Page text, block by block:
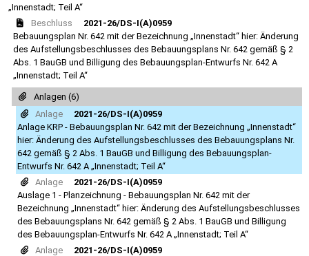
„Innenstadt; Teil A“
Beschluss
2021-26/DS-I(A)0959
Bebauungsplan Nr. 642 mit der Bezeichnung „Innenstadt“ hier: Änderung
des Aufstellungsbeschlusses des Bebauungsplans Nr. 642 gemäß § 2
Abs. 1 BauGB und Billigung des Bebauungsplan-Entwurfs Nr. 642 A
„Innenstadt; Teil A“
Anlagen (6)
Anlage
2021-26/DS-I(A)0959
Anlage KRP - Bebauungsplan Nr. 642 mit der Bezeichnung „Innenstadt“
hier: Änderung des Aufstellungsbeschlusses des Bebauungsplans Nr.
642 gemäß § 2 Abs. 1 BauGB und Billigung des Bebauungsplan-
Entwurfs Nr. 642 A „Innenstadt; Teil A“
Anlage
2021-26/DS-I(A)0959
Auslage 1 - Planzeichnung - Bebauungsplan Nr. 642 mit der
Bezeichnung „Innenstadt“ hier: Änderung des Aufstellungsbeschlusses
des Bebauungsplans Nr. 642 gemäß § 2 Abs. 1 BauGB und Billigung
des Bebauungsplan-Entwurfs Nr. 642 A „Innenstadt; Teil A“
Anlage
2021-26/DS-I(A)0959